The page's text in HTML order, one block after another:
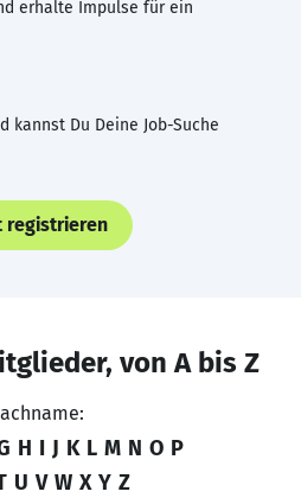
erhalte Impulse für ein
kannst Du Deine Job-Suche
registrieren
von A bis Z
H I J K L M N O P
U V W X Y Z